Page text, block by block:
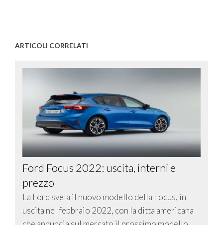
ARTICOLI CORRELATI
Ford Focus 2022: uscita, interni e
prezzo
La Ford svela il nuovo modello della Focus, in
uscita nel febbraio 2022, con la ditta americana